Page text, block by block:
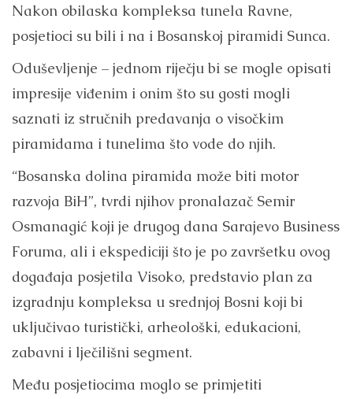
Nakon obilaska kompleksa tunela Ravne,
posjetioci su bili i na i Bosanskoj piramidi Sunca.
Oduševljenje – jednom riječju bi se mogle opisati
impresije viđenim i onim što su gosti mogli
saznati iz stručnih predavanja o visočkim
piramidama i tunelima što vode do njih.
“Bosanska dolina piramida može biti motor
razvoja BiH”, tvrdi njihov pronalazač Semir
Osmanagić koji je drugog dana Sarajevo Business
Foruma, ali i ekspediciji što je po završetku ovog
događaja posjetila Visoko, predstavio plan za
izgradnju kompleksa u srednjoj Bosni koji bi
uključivao turistički, arheološki, edukacioni,
zabavni i lječilišni segment.
Među posjetiocima moglo se primjetiti